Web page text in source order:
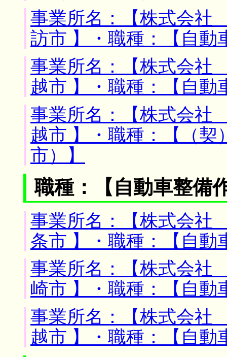
事業所名：【株式会社
訪市 】・職種：【自動
事業所名：【株式会社
越市 】・職種：【自動
事業所名：【株式会社
越市 】・職種：【（契
市）】
職種：【自動車整備
事業所名：【株式会社
条市 】・職種：【自動
事業所名：【株式会社
崎市 】・職種：【自動
事業所名：【株式会社
越市 】・職種：【自動